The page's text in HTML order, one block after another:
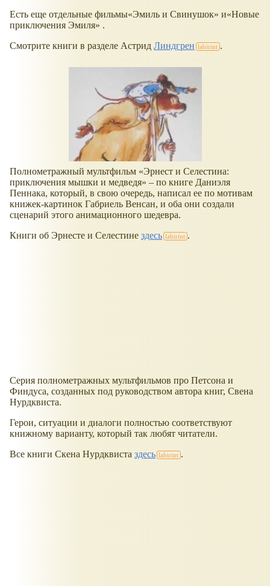
Есть еще отдельные фильмы Эмиль и Свинушок и Новые
приключения Эмиля
.
Смотрите книги в разделе Астрид Линдгрен .
Полнометражный мультфильм
Эрнест и Селестина:
приключения мышки и медведя
– по книге Даниэля
Пеннака, который, в свою очередь, написал ее по мотивам
книжек-картинок Габриель Венсан, и оба они создали
сценарий этого анимационного шедевра.
Книги об Эрнесте и Селестине здесь .
Серия полнометражных мультфильмов про Петсона и
Финдуса, созданных под руководством автора книг, Свена
Нурдквиста.
Герои, ситуации и диалоги полностью соответствуют
книжному варианту, который так любят читатели.
Все книги Скена Нурдквиста здесь .